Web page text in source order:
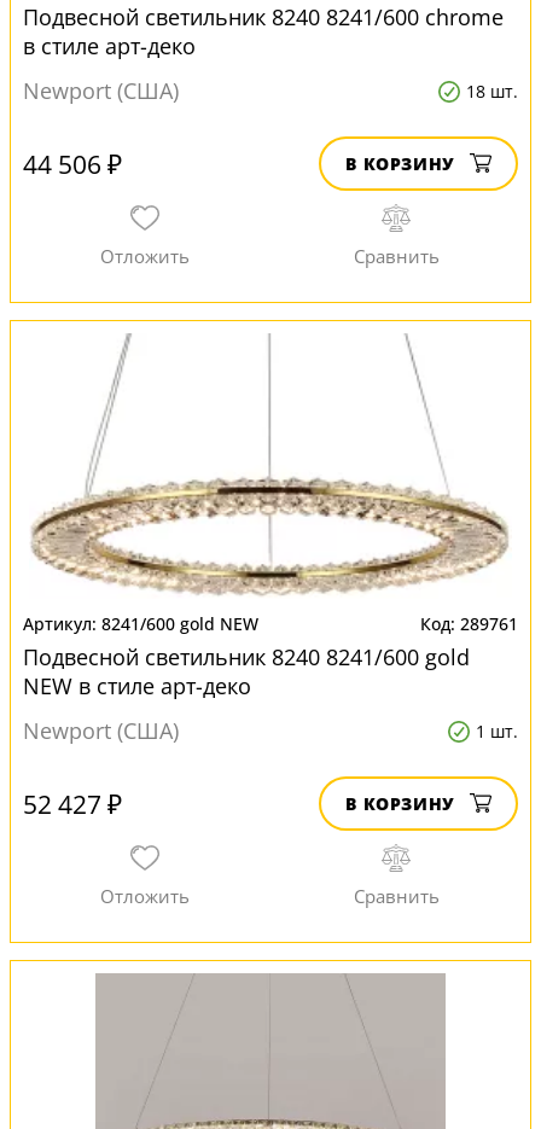
Подвесной светильник 8240 8241/600 chrome
в стиле арт-деко
Newport (США)
18 шт.
44 506 ₽ В КОРЗИНУ
8241/600 gold NEW 289761
Подвесной светильник 8240 8241/600 gold
NEW в стиле арт-деко
Newport (США)
1 шт.
52 427 ₽ В КОРЗИНУ